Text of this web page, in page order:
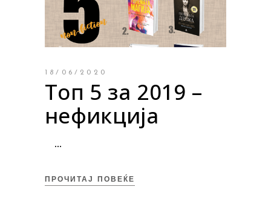
18/06/2020
Топ 5 за 2019 –
нефикција
ПРОЧИТАЈ ПОВЕЌЕ